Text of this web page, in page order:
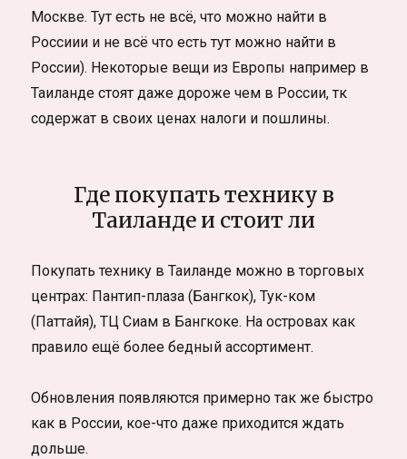
Москве. Тут есть не всё, что можно найти в
Россиии и не всё что есть тут можно найти в
России). Некоторые вещи из Европы например в
Таиланде стоят даже дороже чем в России, тк
содержат в своих ценах налоги и пошлины.
Где покупать технику в
Таиланде и стоит ли
Покупать технику в Таиланде можно в торговых
центрах: Пантип-плаза (Бангкок), Тук-ком
(Паттайя), ТЦ Сиам в Бангкоке. На островах как
правило ещё более бедный ассортимент.
Обновления появляются примерно так же быстро
как в России, кое-что даже приходится ждать
дольше.